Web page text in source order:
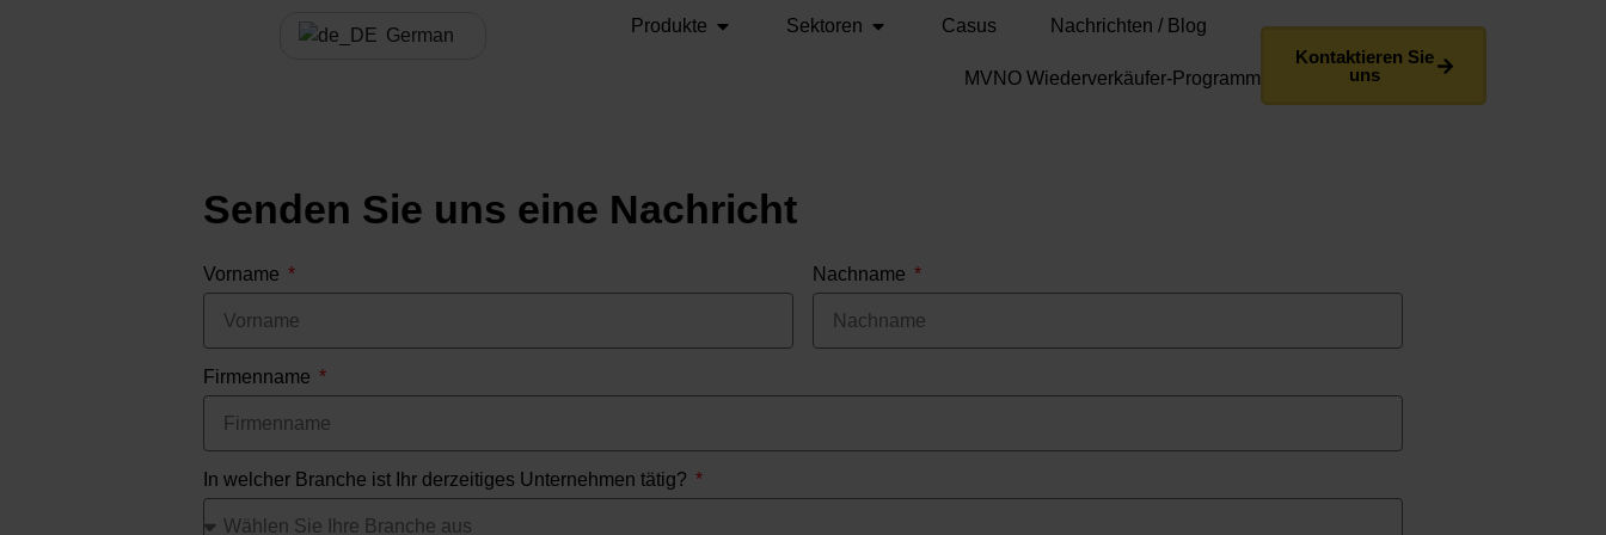
German Produkte Sektoren Casus Nachrichten / Blog
MVNO Wiederverkäufer-Programm
Kontaktieren Sie
uns
Senden Sie uns eine Nachricht
Vorname Nachname
Firmenname
In welcher Branche ist Ihr derzeitiges Unternehmen tätig?